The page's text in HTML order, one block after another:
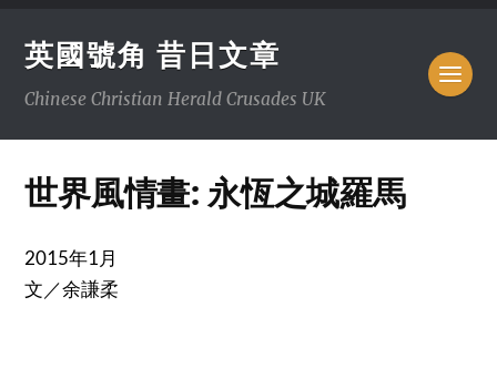
英國號角 昔日文章
Chinese Christian Herald Crusades UK
世界風情畫: 永恆之城羅馬
2015年1月
文／余謙柔